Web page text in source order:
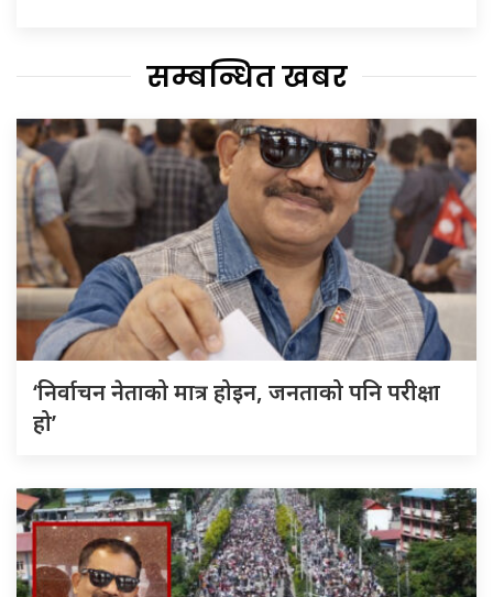
सम्बन्धित खबर
‘निर्वाचन नेताको मात्र होइन, जनताको पनि परीक्षा
हो’